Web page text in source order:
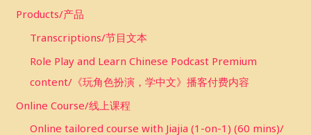
Products/产品
Transcriptions/节目文本
Role Play and Learn Chinese Podcast Premium
content/《玩角色扮演，学中文》播客付费内容
Online Course/线上课程
Online tailored course with Jiajia (1-on-1) (60 mins)/